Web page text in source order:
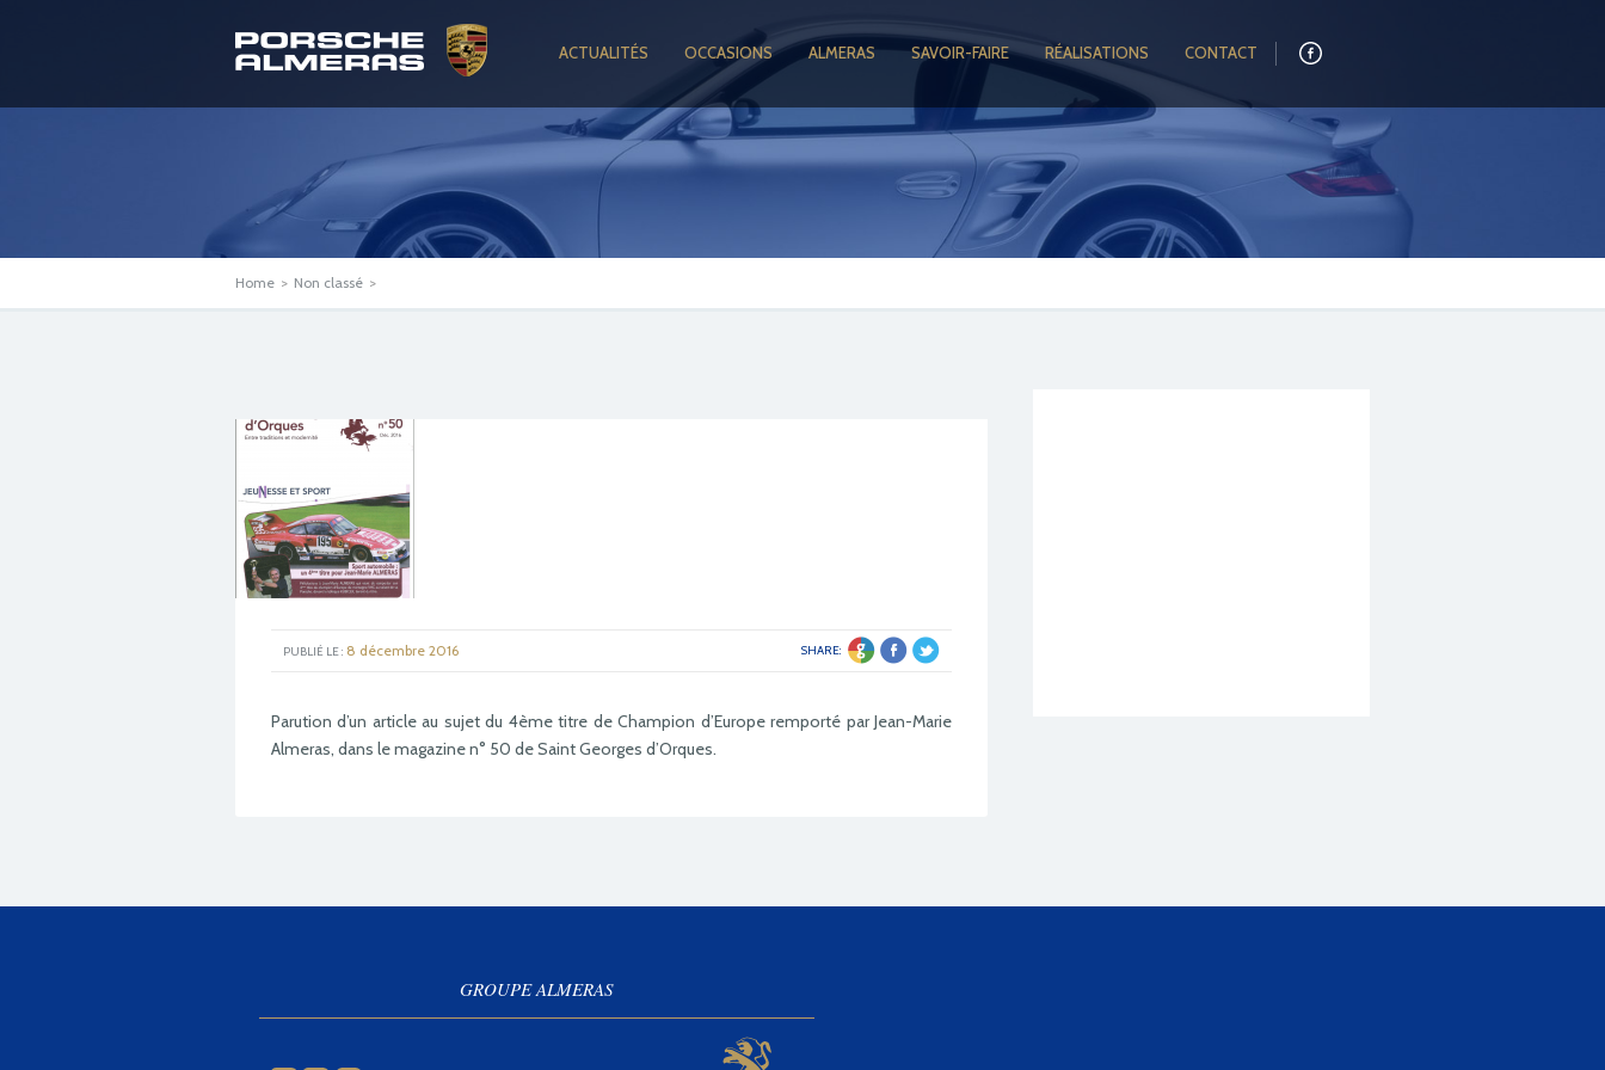
ACTUALITÉS OCCASIONS ALMERAS SAVOIR-FAIRE RÉALISATIONS CONTACT
Home > Non classé >
SHARE:
GOOGLE +1FACEBOOK
TWITTER
PUBLIÉ LE : 8 décembre 2016
Parution d’un article au sujet du 4ème titre de Champion d’Europe remporté par Jean-Marie
Almeras, dans le magazine n° 50 de Saint Georges d’Orques.
GROUPE ALMERAS